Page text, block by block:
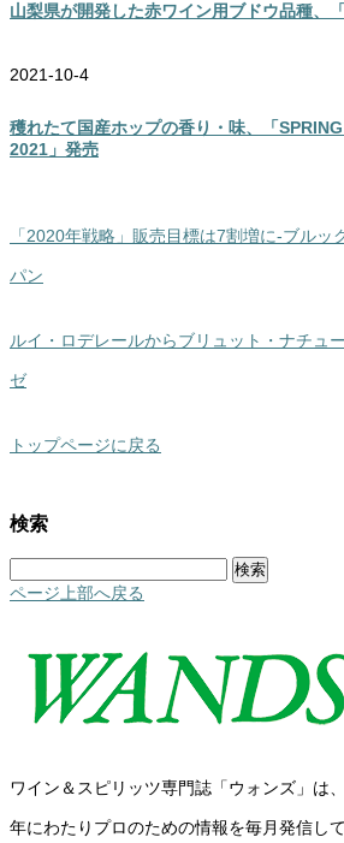
山梨県が開発した赤ワイン用ブドウ品種、
2021-10-4
穫れたて国産ホップの香り・味、「
2021」発売
「2020年戦略」販売目標は7割増に‐ブルッ
パン
ルイ・ロデレールからブリュット・ナチュ
ゼ
トップページに戻る
検索
検
索:
ページ上部へ戻る
ワイン＆スピリッツ専門誌「ウォンズ」は
年にわたりプロのための情報を毎月発信し